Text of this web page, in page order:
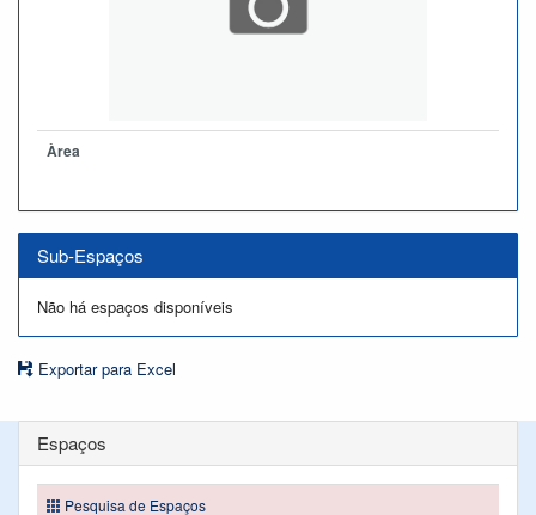
Àrea
Sub-Espaços
Não há espaços disponíveis
Exportar para Excel
Espaços
Pesquisa de Espaços